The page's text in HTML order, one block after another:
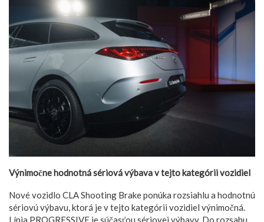
Výnimočne hodnotná sériová výbava v tejto kategórii vozidiel
Nové vozidlo CLA Shooting Brake ponúka rozsiahlu a hodnotnú
sériovú výbavu, ktorá je v tejto kategórii vozidiel výnimočná.